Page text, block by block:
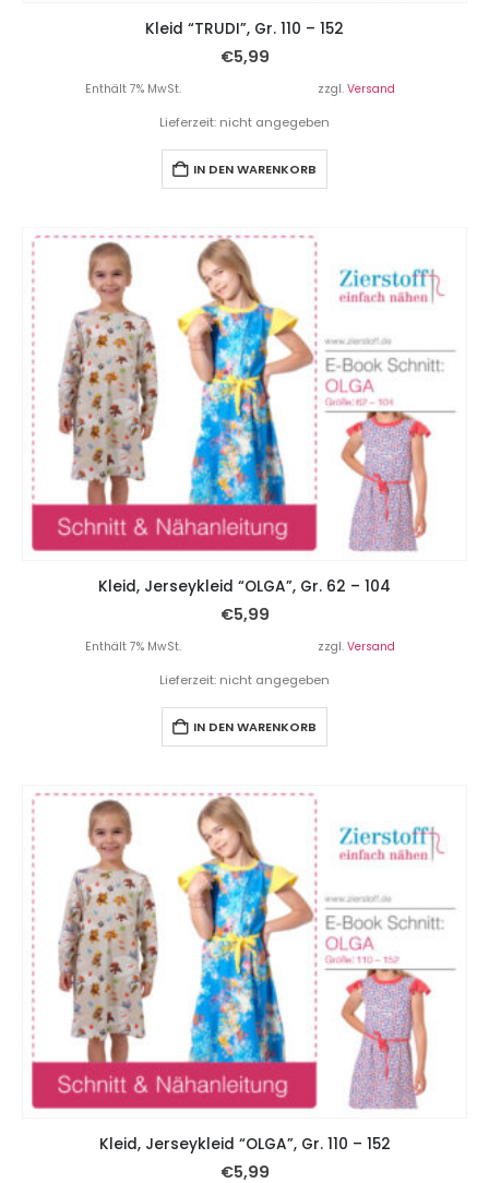
Kleid “TRUDI”, Gr. 110 – 152
€5,99
Enthält 7% MwSt. zzgl. Versand
Lieferzeit: nicht angegeben
IN DEN WARENKORB
Kleid, Jerseykleid “OLGA”, Gr. 62 – 104
€5,99
Enthält 7% MwSt. zzgl. Versand
Lieferzeit: nicht angegeben
IN DEN WARENKORB
Kleid, Jerseykleid “OLGA”, Gr. 110 – 152
€5,99